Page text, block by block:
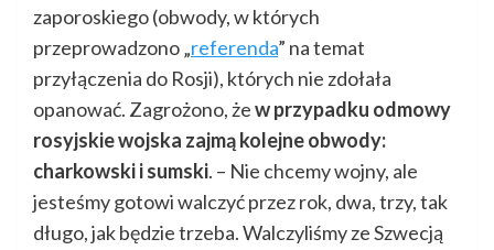
zaporoskiego (obwody, w których
przeprowadzono „referenda” na temat
przyłączenia do Rosji), których nie zdołała
opanować. Zagrożono, żew przypadku odmowy
rosyjskie wojska zajmą kolejne obwody:
charkowski i sumski. – Nie chcemy wojny, ale
jesteśmy gotowi walczyć przez rok, dwa, trzy, tak
długo, jak będzie trzeba. Walczyliśmy ze Szwecją